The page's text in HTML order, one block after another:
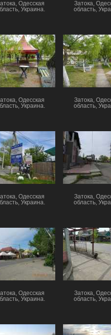
Одесская
Украина.
Затока,
область,
Одесская
Украина.
Затока,
область,
Одесская
Украина.
Затока,
область,
Одесская
Украина.
Затока,
область,